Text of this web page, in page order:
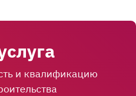
и квалификацию